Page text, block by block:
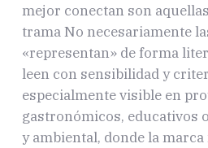
mejor conectan son
trama No necesariamente
«representan» de forma
leen con sensibilidad y
especialmente visible en
gastronómicos, educativos
y ambiental, donde la